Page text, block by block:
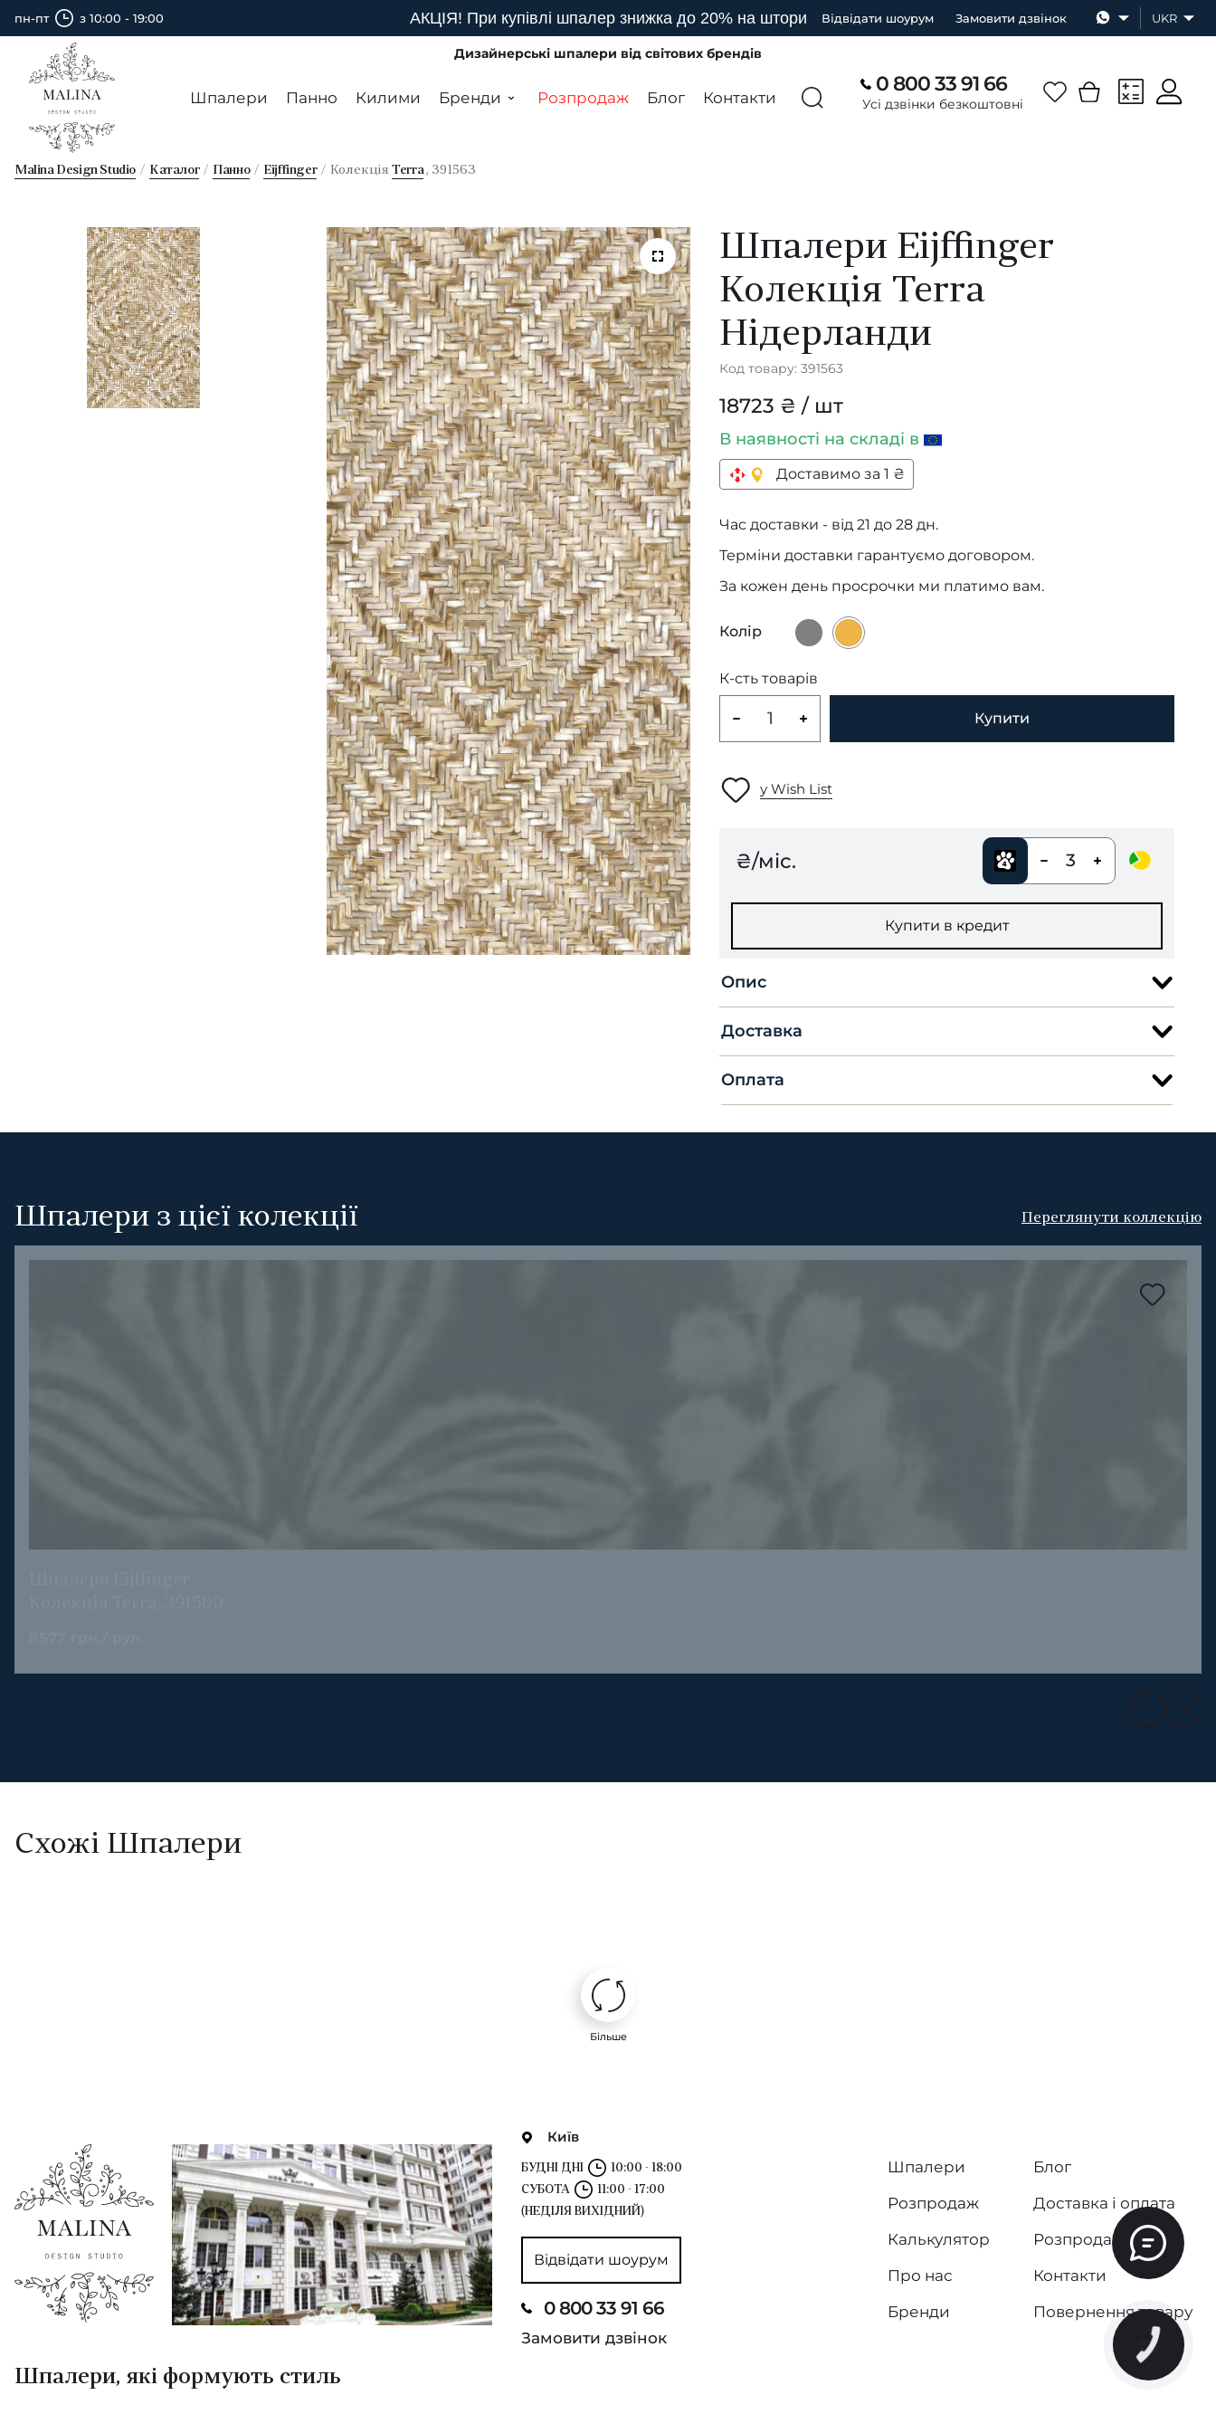
пн-пт з 10:00 - 19:00 АКЦІЯ! При купівлі шпалер знижка до 20% на штори Відвідати шоурум Замовити дзвінок UKR
Дизайнерські шпалери від світових брендів
Шпалери Панно Килими Бренди Розпродаж Блог Контакти
0 800 33 91 66
Усі дзвінки безкоштовні
Malina Design Studio Каталог Панно Eijffinger КолекціяTerra, 391563
Шпалери Eijffinger
Колекція Terra
Нідерланди
Код товару: 391563
18723 ₴ / шт
В наявності на складі в
Доставимо за 1 ₴
Час доставки - від 21 до 28 дн.
Терміни доставки гарантуємо договором.
За кожен день просрочки ми платимо вам.
Колір
К-сть товарів
Купити
у Wish List
₴/міс. 3
Купити в кредит
Опис
Доставка
Оплата
Шпалери з цієї колекції Переглянути коллекцію
Схожі Шпалери
Більше
Київ
БУДНІ ДНІ
10:00 - 18:00
СУБОТА
11:00 - 17:00
(НЕДІЛЯ ВИХІДНИЙ)
Відвідати шоурум
0 800 33 91 66
Замовити дзвінок
Шпалери
Розпродаж
Калькулятор
Про нас
Бренди
Блог
Доставка і оплата
Розпродаж
Контакти
Повернення товару
Шпалери, які формують стиль